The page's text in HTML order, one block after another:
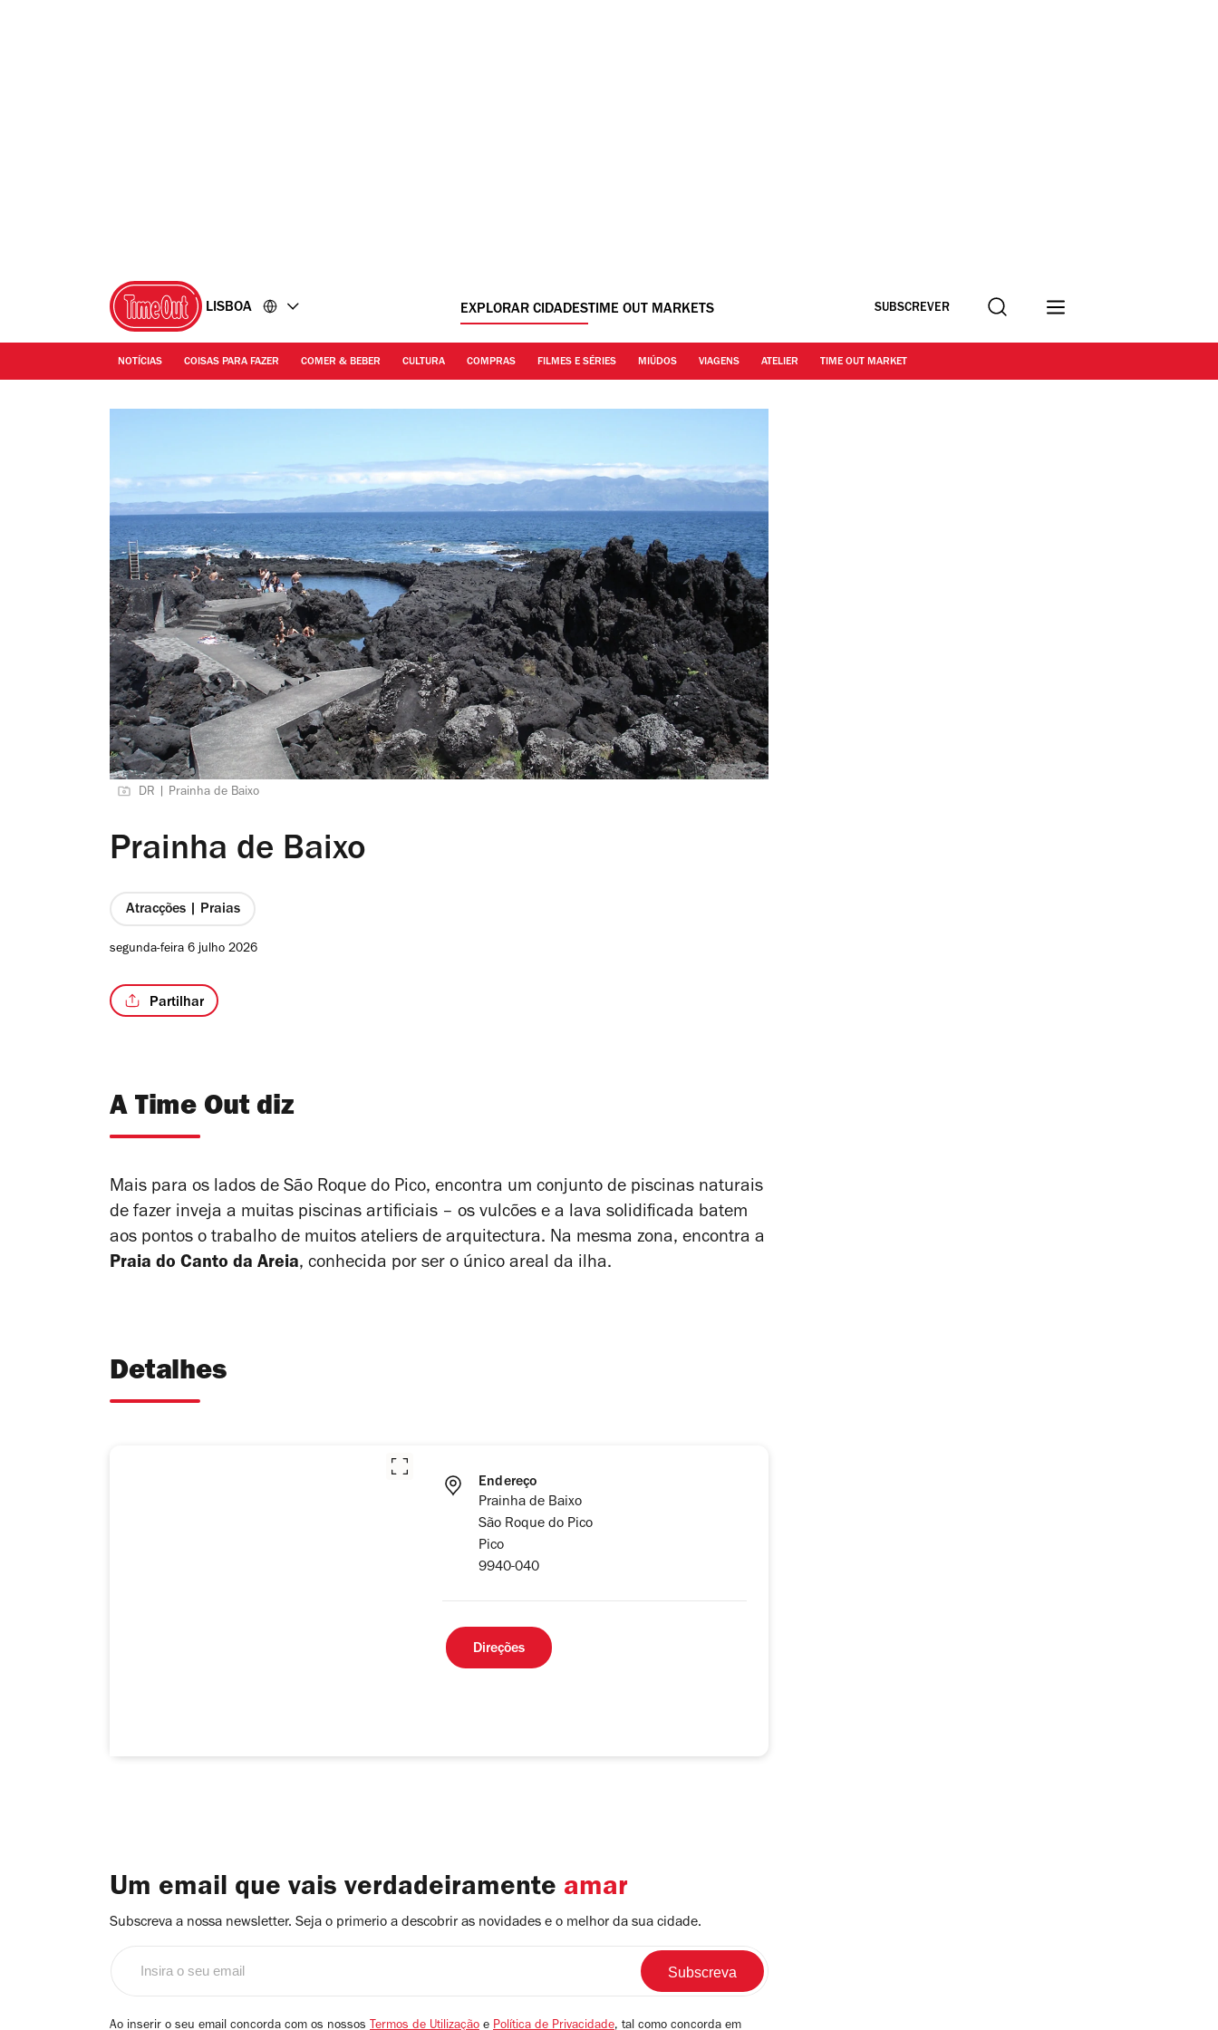
LISBOA EXPLORAR CIDADESTIME OUT MARKETS SUBSCREVER Procurar
NOTÍCIAS COISAS PARA FAZER COMER & BEBER CULTURA COMPRAS FILMES E SÉRIES MIÚDOS VIAGENS ATELIER TIME OUT MARKET
DR | Prainha de Baixo
Prainha de Baixo
Atracções | Praias
segunda-feira 6 julho 2026
Partilhar
A Time Out diz
Mais para os lados de São Roque do Pico, encontra um conjunto de piscinas naturais
de fazer inveja a muitas piscinas artificiais – os vulcões e a lava solidificada batem
aos pontos o trabalho de muitos ateliers de arquitectura. Na mesma zona, encontra a
Praia do Canto da Areia, conhecida por ser o único areal da ilha.
Detalhes
Endereço
Prainha de Baixo
São Roque do Pico
Pico
9940-040
Direções
Um email que vais verdadeiramente amar
Subscreva a nossa newsletter. Seja o primerio a descobrir as novidades e o melhor da sua cidade.
email
Ao inserir o seu email concorda com os nossos Termos de Utilização e Política de Privacidade, tal como concorda em